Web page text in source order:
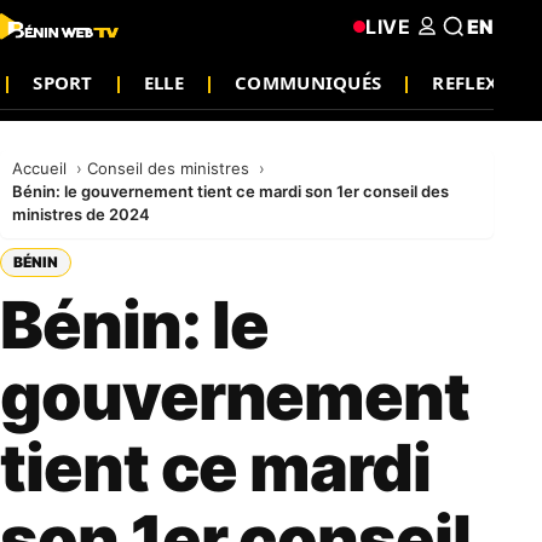
SPORT ELLE COMMUNIQUÉS REFLEXION
LIVE EN
Accueil
Conseil des ministres
Bénin: le gouvernement tient ce mardi son 1er conseil des
ministres de 2024
BÉNIN
Bénin: le
gouvernement
tient ce mardi